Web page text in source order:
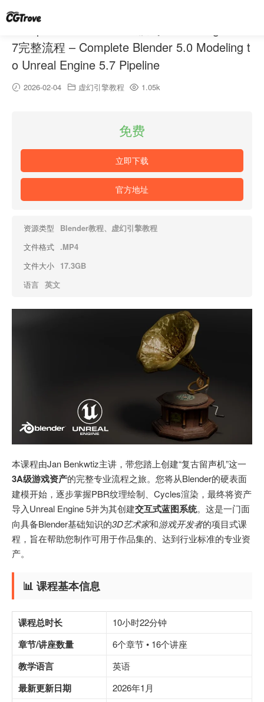
7完整流程 – Complete Blender 5.0 Modeling t
o Unreal Engine 5.7 Pipeline
2026-02-04 虚幻引擎教程 1.05k
免费
立即下载
官方地址
资源类型
Blender教程、虚幻引擎教程
文件格式 .MP4
文件大小 17.3GB
语言 英文
本课程由Jan Benkwtiz主讲，带您踏上创建“复古留声机”这一
3A级游戏资产的完整专业流程之旅。您将从Blender的硬表面
建模开始，逐步掌握PBR纹理绘制、Cycles渲染，最终将资产
导入Unreal Engine 5并为其创建交互式蓝图系统。这是一门面
向具备Blender基础知识的3D艺术家和游戏开发者的项目式课
程，旨在帮助您制作可用于作品集的、达到行业标准的专业资
产。
📊 课程基本信息
课程总时长 10小时22分钟
章节/讲座数量 6个章节 • 16个讲座
教学语言 英语
最新更新日期 2026年1月